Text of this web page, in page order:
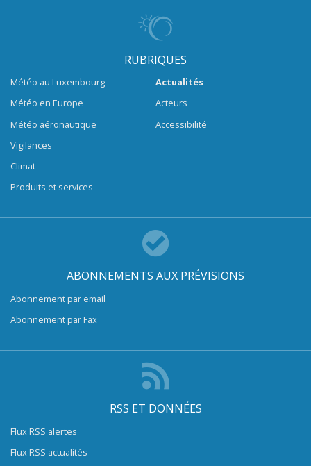
RUBRIQUES
Météo au Luxembourg
Météo en Europe
Météo aéronautique
Vigilances
Climat
Produits et services
Actualités
Acteurs
Accessibilité
ABONNEMENTS AUX PRÉVISIONS
Abonnement par email
Abonnement par Fax
RSS ET DONNÉES
Flux RSS alertes
Flux RSS actualités